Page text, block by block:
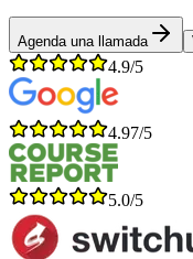
Agenda una llamada
4.9/5
4.97/5
5.0/5